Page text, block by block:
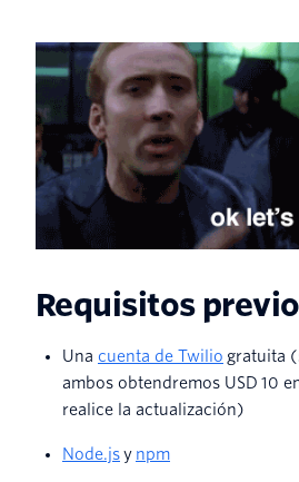
Requisitos
Una cuenta de Twilio gratuita
ambos obtendremos USD 10
realice la actualización)
Node.jsy npm